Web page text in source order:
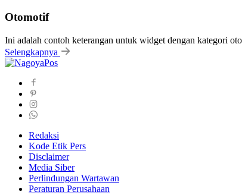
Otomotif
Ini adalah contoh keterangan untuk widget dengan kategori
Selengkapnya
Redaksi
Kode Etik Pers
Disclaimer
Media Siber
Perlindungan Wartawan
Peraturan Perusahaan